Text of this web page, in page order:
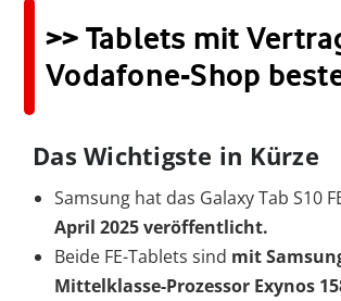
>> Tablets mit
Vodafone-Shop
Das Wichtigste in Kürze
Samsung hat das Galaxy Tab S10
April 2025 veröffentlicht.
Beide FE-Tablets sind mit
Mittelklasse-Prozessor Exynos